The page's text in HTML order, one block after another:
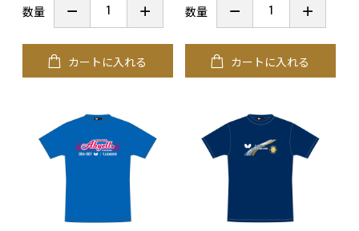
数量
カートに入れる
数量
カートに入れる